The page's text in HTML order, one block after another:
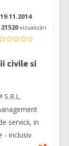
19.11.2014
21520 vizualizări
civile si
S.R.L.
servicii, in
- inclusiv